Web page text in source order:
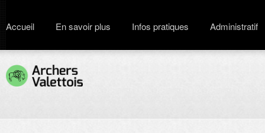
Accueil En savoir plus Infos pratiques Administratif